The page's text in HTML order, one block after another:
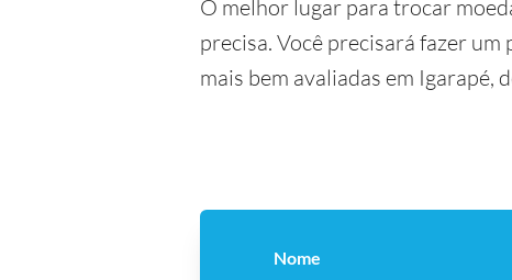
O melhor lugar para trocar
precisa. Você precisará fazer um
mais bem avaliadas em Igarapé,
Nome